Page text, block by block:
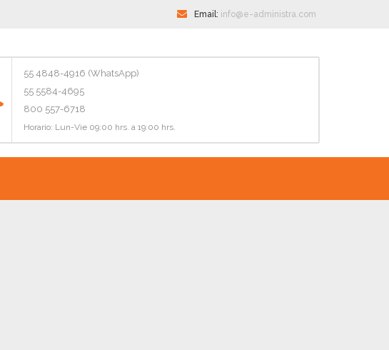
Email: info@e-administra.com
55 4848-4916 (WhatsApp)
55 5584-4695
800 557-6718
Horario: Lun-Vie 09:00 hrs. a 19:00 hrs.